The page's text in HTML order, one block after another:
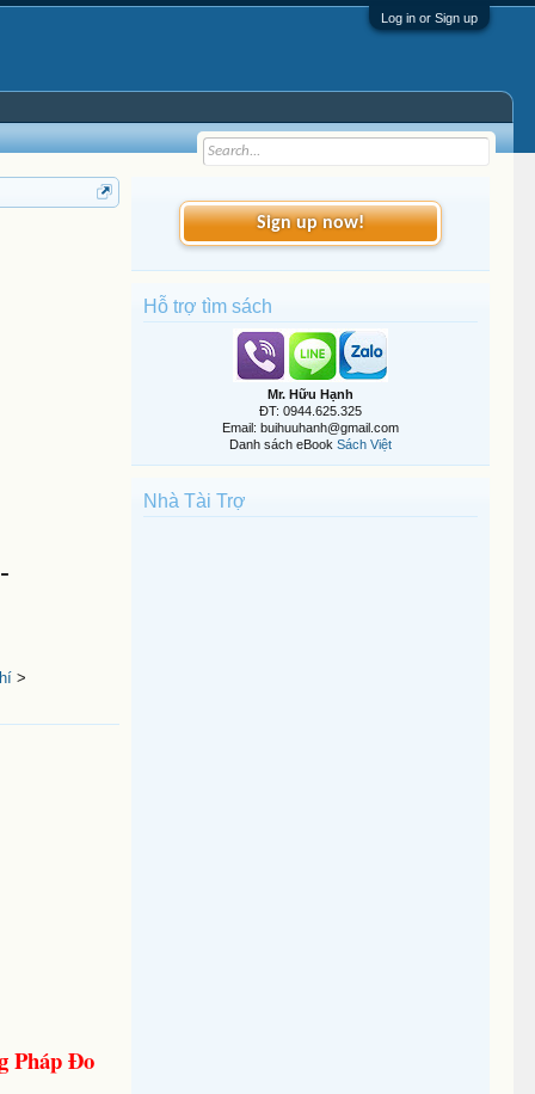
Log in or Sign up
>
Pháp Đo
Sign up now!
Hỗ trợ tìm sách
Mr. Hữu Hạnh
ĐT: 0944.625.325
Email: buihuuhanh@gmail.com
Danh sách eBook Sách Việt
Nhà Tài Trợ